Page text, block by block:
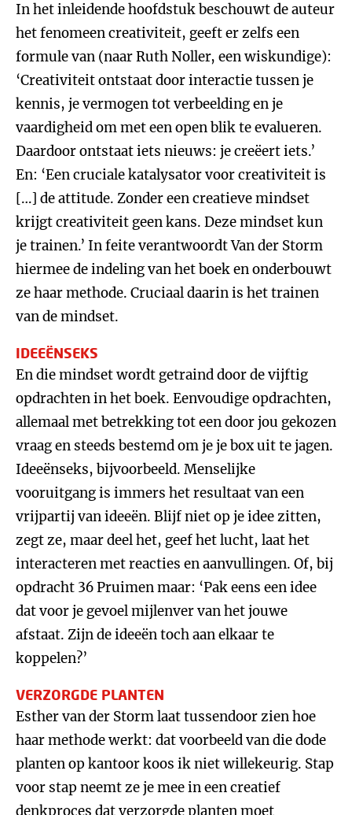
In het inleidende hoofdstuk beschouwt de auteur
het fenomeen creativiteit, geeft er zelfs een
formule van (naar Ruth Noller, een wiskundige):
‘Creativiteit ontstaat door interactie tussen je
kennis, je vermogen tot verbeelding en je
vaardigheid om met een open blik te evalueren.
Daardoor ontstaat iets nieuws: je creëert iets.’
En: ‘Een cruciale katalysator voor creativiteit is
[…] de attitude. Zonder een creatieve mindset
krijgt creativiteit geen kans. Deze mindset kun
je trainen.’ In feite verantwoordt Van der Storm
hiermee de indeling van het boek en onderbouwt
ze haar methode. Cruciaal daarin is het trainen
van de mindset.
IDEEËNSEKS
En die mindset wordt getraind door de vijftig
opdrachten in het boek. Eenvoudige opdrachten,
allemaal met betrekking tot een door jou gekozen
vraag en steeds bestemd om je je box uit te jagen.
Ideeënseks, bijvoorbeeld. Menselijke
vooruitgang is immers het resultaat van een
vrijpartij van ideeën. Blijf niet op je idee zitten,
zegt ze, maar deel het, geef het lucht, laat het
interacteren met reacties en aanvullingen. Of, bij
opdracht 36 Pruimen maar: ‘Pak eens een idee
dat voor je gevoel mijlenver van het jouwe
afstaat. Zijn de ideeën toch aan elkaar te
koppelen?’
VERZORGDE PLANTEN
Esther van der Storm laat tussendoor zien hoe
haar methode werkt: dat voorbeeld van die dode
planten op kantoor koos ik niet willekeurig. Stap
voor stap neemt ze je mee in een creatief
denkproces dat verzorgde planten moet